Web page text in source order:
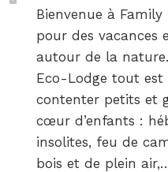
Bienvenue à Family
pour des vacances
autour de la
Eco-Lodge tout
contenter petits et
cœur d’enfants :
insolites, feu de
bois et de plein